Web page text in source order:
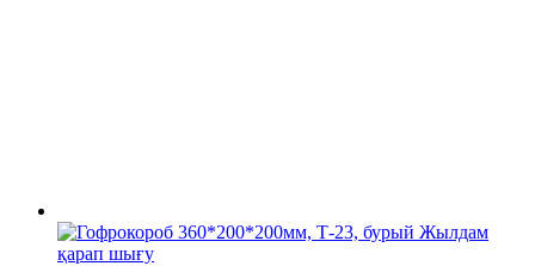
Жылдам
қарап шығу